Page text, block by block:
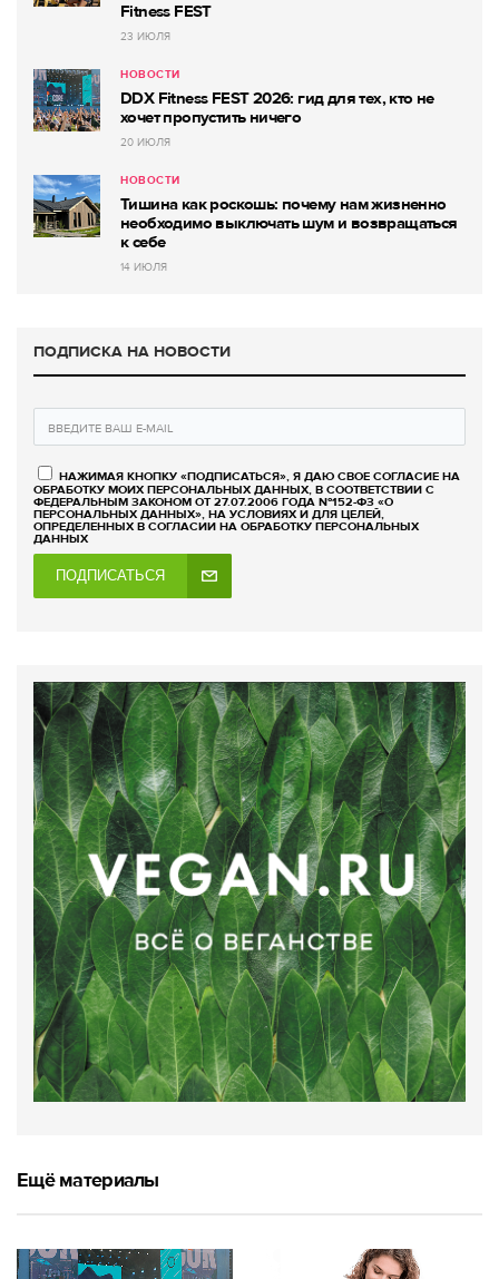
Fitness FEST
23 ИЮЛЯ
НОВОСТИ
DDX Fitness FEST 2026: гид для тех, кто не
хочет пропустить ничего
20 ИЮЛЯ
НОВОСТИ
Тишина как роскошь: почему нам жизненно
необходимо выключать шум и возвращаться
к себе
14 ИЮЛЯ
ПОДПИСКА НА НОВОСТИ
НАЖИМАЯ КНОПКУ «ПОДПИСАТЬСЯ», Я ДАЮ СВОЕ СОГЛАСИЕ НА
ОБРАБОТКУ МОИХ ПЕРСОНАЛЬНЫХ ДАННЫХ, В СООТВЕТСТВИИ С
ФЕДЕРАЛЬНЫМ ЗАКОНОМ ОТ 27.07.2006 ГОДА №152-ФЗ «О
ПЕРСОНАЛЬНЫХ ДАННЫХ», НА УСЛОВИЯХ И ДЛЯ ЦЕЛЕЙ,
ОПРЕДЕЛЕННЫХ В СОГЛАСИИ НА ОБРАБОТКУ ПЕРСОНАЛЬНЫХ
ДАННЫХ
ПОДПИСАТЬСЯ
Ещё материалы